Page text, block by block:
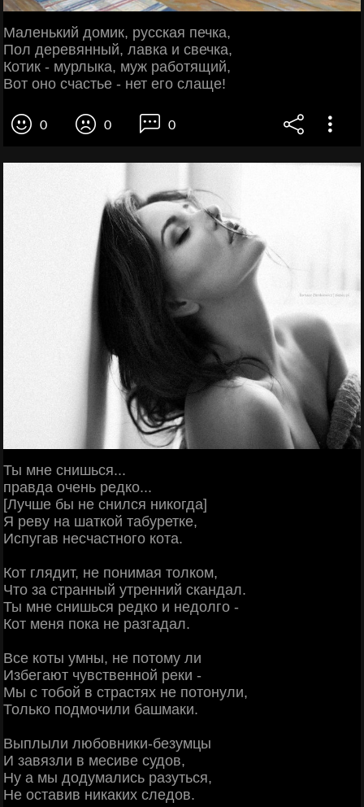
Маленький домик, русская печка,
Пол деревянный, лавка и свечка,
Котик - мурлыка, муж работящий,
Вот оно счастье - нет его слаще!
0 0 0
Ты мне снишься...
правда очень редко...
[Лучше бы не снился никогда]
Я реву на шаткой табуретке,
Испугав несчастного кота.
Кот глядит, не понимая толком,
Что за странный утренний скандал.
Ты мне снишься редко и недолго -
Кот меня пока не разгадал.
Все коты умны, не потому ли
Избегают чувственной реки -
Мы с тобой в страстях не потонули,
Только подмочили башмаки.
Выплыли любовники-безумцы
И завязли в месиве судов,
Ну а мы додумались разуться,
Не оставив никаких следов.